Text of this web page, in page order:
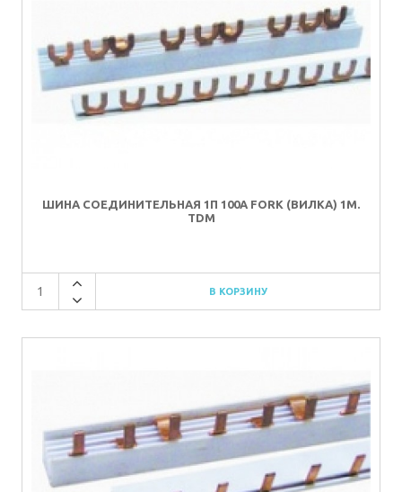
ШИНА СОЕДИНИТЕЛЬНАЯ 1П 100A FORK (ВИЛКА) 1М.
TDM